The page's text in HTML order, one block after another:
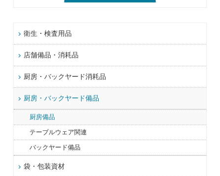
衛生・検査用品
店舗備品・消耗品
厨房・バックヤード消耗品
厨房・バックヤード備品
厨房備品
テーブルウェア関連
バックヤード備品
袋・包装資材